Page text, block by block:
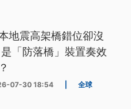
地震高架橋錯位卻沒
「防落橋」裝置奏效
07-30 18:54 全球